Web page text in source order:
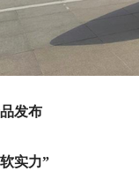
发布
实力”